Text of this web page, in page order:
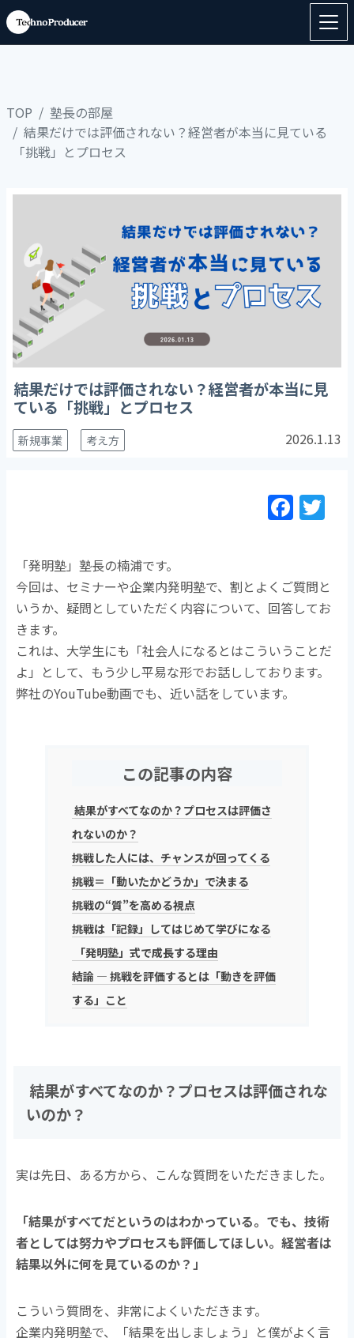
TOP
塾長の部屋
結果だけでは評価されない？経営者が本当に見ている
「挑戦」とプロセス
結果だけでは評価されない？経営者が本当に見
ている「挑戦」とプロセス
新規事業 考え方 2026.1.13
F
a
e
b
o
k
er
「発明塾」塾長の楠浦です。
今回は、セミナーや企業内発明塾で、割とよくご質問と
いうか、疑問としていただく内容について、回答してお
きます。
これは、大学生にも「社会人になるとはこういうことだ
よ」として、もう少し平易な形でお話ししております。
弊社のYouTube動画でも、近い話をしています。
この記事の内容
結果がすべてなのか？プロセスは評価さ
れないのか？
挑戦した人には、チャンスが回ってくる
挑戦＝「動いたかどうか」で決まる
挑戦の“質”を高める視点
挑戦は「記録」してはじめて学びになる
「発明塾」式で成長する理由
結論 ― 挑戦を評価するとは「動きを評価
する」こと
結果がすべてなのか？プロセスは評価されな
いのか？
実は先日、ある方から、こんな質問をいただきました。
「結果がすべてだというのはわかっている。でも、技術
者としては努力やプロセスも評価してほしい。経営者は
結果以外に何を見ているのか？」
こういう質問を、非常によくいただきます。
企業内発明塾で、「結果を出しましょう」と僕がよく言